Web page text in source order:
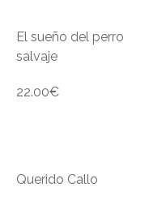
El sueño del perro
salvaje
22.00€
Querido Callo